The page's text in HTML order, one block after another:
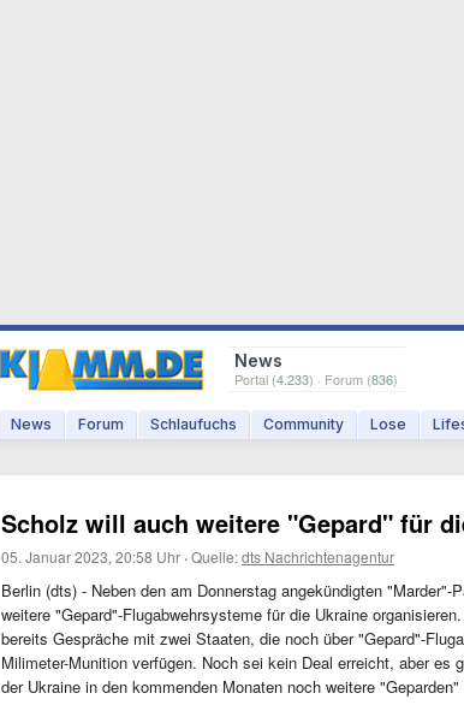
News
Portal (4.233) · Forum (836)
News Forum Schlaufuchs Community Lose
Scholz will auch weitere "Gepard" für
05. Januar 2023, 20:58 Uhr ·Quelle:dts Nachrichtenagentur
Berlin (dts) - Neben den am Donnerstag angekündigten "Marder"-
weitere "Gepard"-Flugabwehrsysteme für die Ukraine
bereits Gespräche mit zwei Staaten, die noch über "Gepard"-
Milimeter-Munition verfügen. Noch sei kein Deal erreicht, aber es
der Ukraine in den kommenden Monaten noch weitere